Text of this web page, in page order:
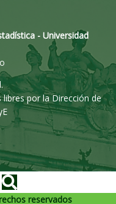
- Universidad
por la Dirección de
reservados